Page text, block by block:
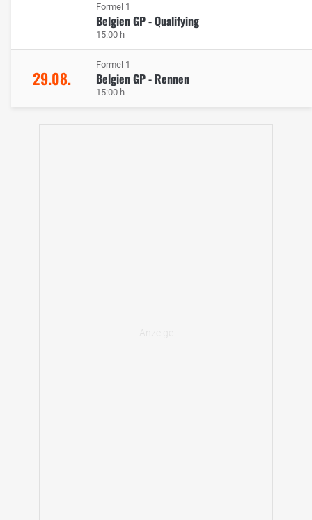
Formel 1
Belgien GP - Qualifying
15:00 h
29.08.
Formel 1
Belgien GP - Rennen
15:00 h